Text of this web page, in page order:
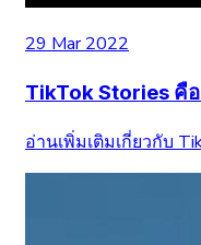
29 Mar 2022
TikTok Stories คือ
อ่านเพิ่มเติมเกี่ยวกับ